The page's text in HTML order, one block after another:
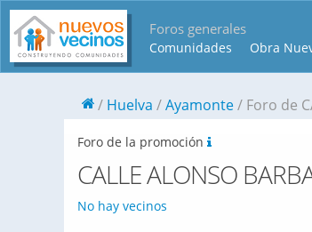
Foros generales
Comunidades Obra
Huelva Ayamonte Foro de
Foro de la promoción
CALLE ALONSO
No hay vecinos